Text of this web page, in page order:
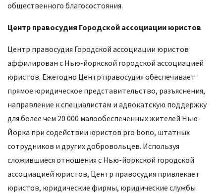
общественного благосостояния.
Центр правосудия Городской ассоциации юристов
Центр правосудия Городской ассоциации юристов
аффилирован с Нью-йоркской городской ассоциацией
юристов. Ежегодно Центр правосудия обеспечивает
прямое юридическое представительство, разъяснения,
направление к специалистам и адвокатскую поддержку
для более чем 20 000 малообеспеченных жителей Нью-
Йорка при содействии юристов pro bono, штатных
сотрудников и других добровольцев. Используя
сложившиеся отношения с Нью-йоркской городской
ассоциацией юристов, Центр правосудия привлекает
юристов, юридические фирмы, юридические службы